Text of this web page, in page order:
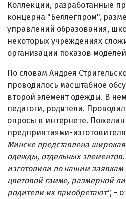
Коллекции, разработанные
концерна "Беллегпром",
управлений образования,
некоторых учреждениях
организации показов
По словам Андрея
проводилось масштабное
второй элемент одежды. В
педагоги, родители.
опросы в интернете.
предприятиями-
Минске представлена
одежды, отдельных
изготовили по нашим
цветовой гамме, размерной
родители их приобретают", -